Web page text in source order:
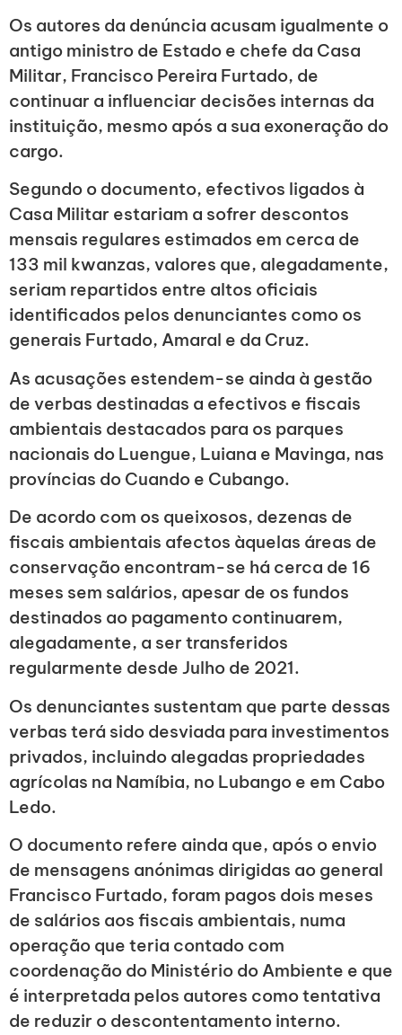
Os autores da denúncia acusam igualmente o
antigo ministro de Estado e chefe da Casa
Militar, Francisco Pereira Furtado, de
continuar a influenciar decisões internas da
instituição, mesmo após a sua exoneração do
cargo.
Segundo o documento, efectivos ligados à
Casa Militar estariam a sofrer descontos
mensais regulares estimados em cerca de
133 mil kwanzas, valores que, alegadamente,
seriam repartidos entre altos oficiais
identificados pelos denunciantes como os
generais Furtado, Amaral e da Cruz.
As acusações estendem-se ainda à gestão
de verbas destinadas a efectivos e fiscais
ambientais destacados para os parques
nacionais do Luengue, Luiana e Mavinga, nas
províncias do Cuando e Cubango.
De acordo com os queixosos, dezenas de
fiscais ambientais afectos àquelas áreas de
conservação encontram-se há cerca de 16
meses sem salários, apesar de os fundos
destinados ao pagamento continuarem,
alegadamente, a ser transferidos
regularmente desde Julho de 2021.
Os denunciantes sustentam que parte dessas
verbas terá sido desviada para investimentos
privados, incluindo alegadas propriedades
agrícolas na Namíbia, no Lubango e em Cabo
Ledo.
O documento refere ainda que, após o envio
de mensagens anónimas dirigidas ao general
Francisco Furtado, foram pagos dois meses
de salários aos fiscais ambientais, numa
operação que teria contado com
coordenação do Ministério do Ambiente e que
é interpretada pelos autores como tentativa
de reduzir o descontentamento interno.